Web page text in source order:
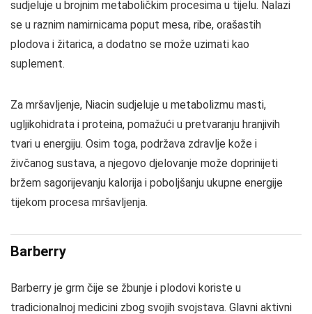
sudjeluje u brojnim metaboličkim procesima u tijelu. Nalazi
se u raznim namirnicama poput mesa, ribe, orašastih
plodova i žitarica, a dodatno se može uzimati kao
suplement.
Za mršavljenje, Niacin sudjeluje u metabolizmu masti,
ugljikohidrata i proteina, pomažući u pretvaranju hranjivih
tvari u energiju. Osim toga, podržava zdravlje kože i
živčanog sustava, a njegovo djelovanje može doprinijeti
bržem sagorijevanju kalorija i poboljšanju ukupne energije
tijekom procesa mršavljenja.
Barberry
Barberry je grm čije se žbunje i plodovi koriste u
tradicionalnoj medicini zbog svojih svojstava. Glavni aktivni